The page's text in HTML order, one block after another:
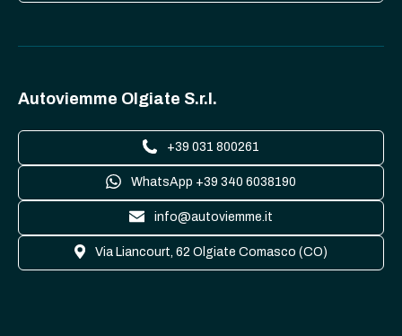
Autoviemme Olgiate S.r.l.
+39 031 800261
WhatsApp +39 340 6038190
info@autoviemme.it
Via Liancourt, 62 Olgiate Comasco (CO)